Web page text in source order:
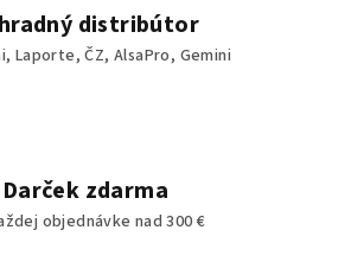
distribútor
Laporte, ČZ, AlsaPro, Gemini
Darček zdarma
objednávke nad 300 €